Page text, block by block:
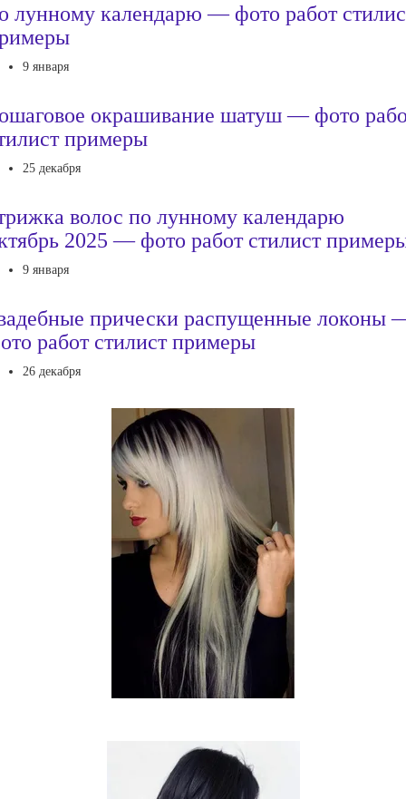
лунному календарю — фото работ
9 января
окрашивание шатуш — фото
примеры
25 декабря
волос по лунному календарю
2025 — фото работ стилист
9 января
прически распущенные локоны
работ стилист примеры
26 декабря